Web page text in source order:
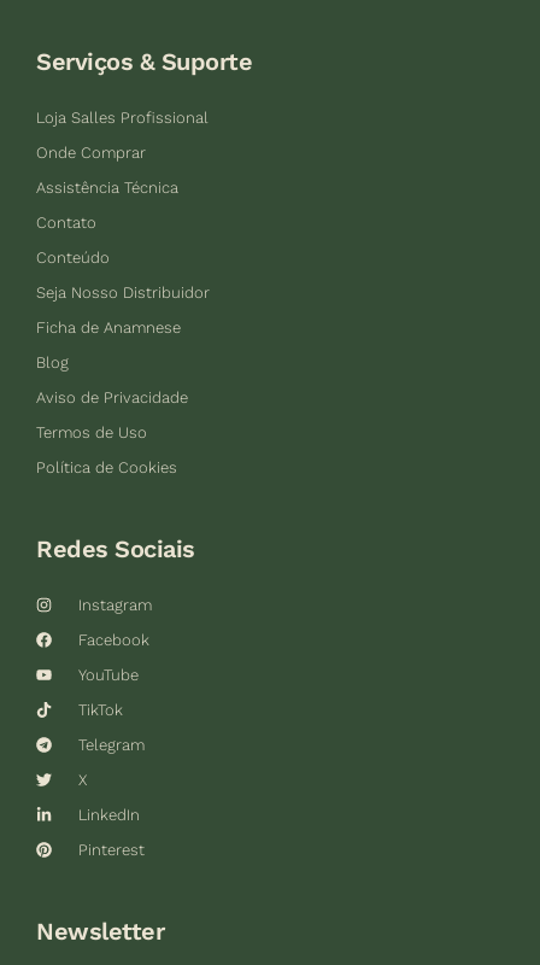
Serviços & Suporte
Loja Salles Profissional
Onde Comprar
Assistência Técnica
Contato
Conteúdo
Seja Nosso Distribuidor
Ficha de Anamnese
Blog
Aviso de Privacidade
Termos de Uso
Política de Cookies
Redes Sociais
Instagram
Facebook
YouTube
TikTok
Telegram
X
LinkedIn
Pinterest
Newsletter